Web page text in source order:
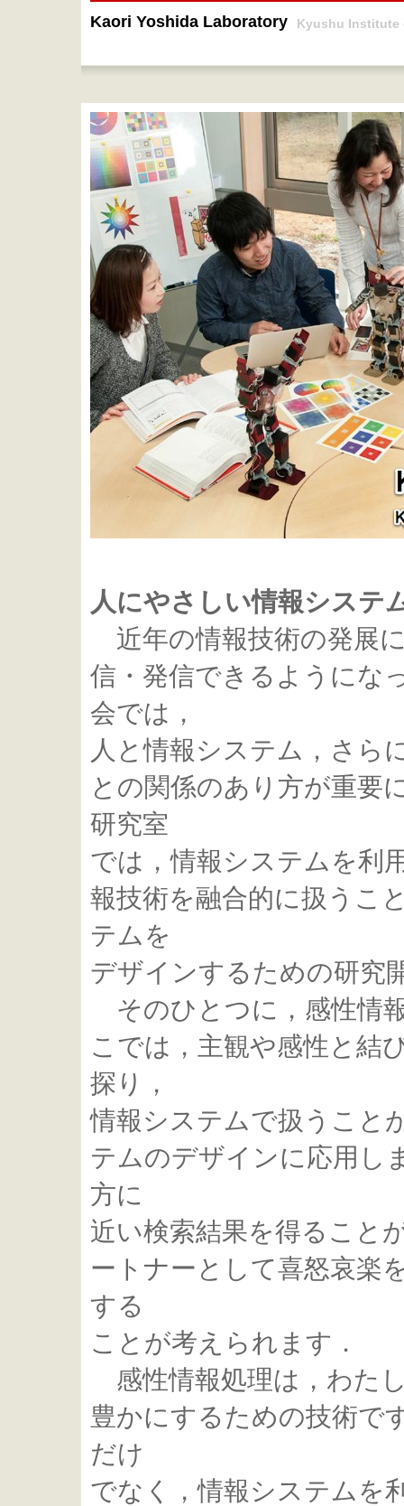
Kaori Yoshida Laboratory Kyushu Institute
人にやさしい情報システ
近年の情報技術の発展
信・発信できるようにな
会では，
人と情報システム，さら
との関係のあり方が重要
研究室
では，情報システムを利
報技術を融合的に扱うこ
テムを
デザインするための研究
そのひとつに，感性情
こでは，主観や感性と結
探り，
情報システムで扱うこと
テムのデザインに応用し
方に
近い検索結果を得ること
ートナーとして喜怒哀楽
する
ことが考えられます．
感性情報処理は，わた
豊かにするための技術で
だけ
でなく，情報システムを